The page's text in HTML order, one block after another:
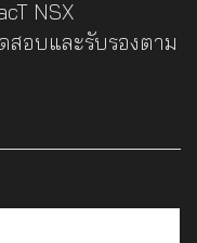
NSX
สอบและรับรองตาม